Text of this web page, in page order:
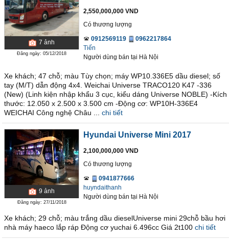
7 ảnh
Đăng ngày: 05/12/2018
2,550,000,000 VND
Có thương lượng
0912569119
0962217864
Tiến
Người dùng bán tại Hà Nội
Xe khách; 47 chỗ; màu Tùy chọn; máy WP10.336E5 dầu diesel; số
tay (M/T) dẫn động 4x4. Weichai Universe TRACO120 K47 -336
(New) (Linh kiện nhập khẩu 3 cục, kiểu dáng Universe NOBLE) -Kích
thước: 12.050 x 2.500 x 3.500 cm -Động cơ: WP10H-336E4
WEICHAI Công nghệ Châu ...
chi tiết
9 ảnh
Đăng ngày: 27/11/2018
Hyundai Universe Mini 2017
2,100,000,000 VND
Có thương lượng
0941877666
huyndaithanh
Người dùng bán tại Hà Nội
Xe khách; 29 chỗ; màu trắng dầu dieselUniverse mini 29chỗ bầu hơi
nhà máy haeco lắp ráp Động cơ yuchai 6.496cc Giá 2t100 chi tiết